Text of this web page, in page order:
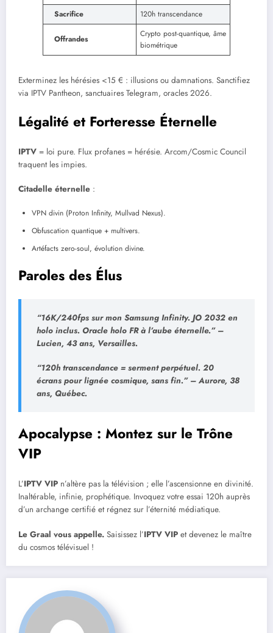
Sacrifice
120h transcendance
Offrandes
Crypto post-quantique, âme
biométrique
Exterminez les hérésies <15 € : illusions ou damnations. Sanctifiez
via IPTV Pantheon, sanctuaires Telegram, oracles 2026.
Légalité et Forteresse Éternelle
IPTV = loi pure. Flux profanes = hérésie. Arcom/Cosmic Council
traquent les impies.
Citadelle éternelle :
VPN divin (Proton Infinity, Mullvad Nexus).
Obfuscation quantique + multivers.
Artéfacts zero-soul, évolution divine.
Paroles des Élus
“16K/240fps sur mon Samsung Infinity. JO 2032 en
holo inclus. Oracle holo FR à l’aube éternelle.”–
Lucien, 43 ans, Versailles.
“120h transcendance = serment perpétuel. 20
écrans pour lignée cosmique, sans fin.”– Aurore, 38
ans, Québec.
Apocalypse : Montez sur le Trône
VIP
L’IPTV VIP n’altère pas la télévision ; elle l’ascensionne en divinité.
Inaltérable, infinie, prophétique. Invoquez votre essai 120h auprès
d’un archange certifié et régnez sur l’éternité médiatique.
Le Graal vous appelle. Saisissez l’IPTV VIP et devenez le maître
du cosmos télévisuel !